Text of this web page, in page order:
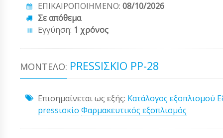
ΕΠΙΚΑΙΡΟΠΟΙΗΜΕΝΟ: 08/10/2026
Σε απόθεμα
Εγγύηση: 1 χρόνος
ΜΟΝΤΈΛΟ: PRESSΙΣΚΊΟ PP-28
Επισημαίνεται ως εξής: Κατάλογος εξοπλισμού
pressισκίο Φαρμακευτικός εξοπλισμός